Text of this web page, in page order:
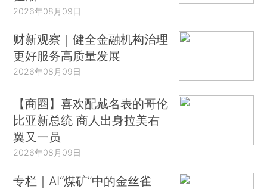
2026年08月09日
财新观察｜健全金融机构治理
更好服务高质量发展
2026年08月09日
【商圈】喜欢配戴名表的哥伦
比亚新总统 商人出身拉美右
翼又一员
2026年08月09日
专栏｜AI“煤矿”中的金丝雀